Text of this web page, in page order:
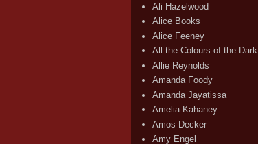
Ali Hazelwood
Alice Books
Alice Feeney
All the Colours of the Dark
Allie Reynolds
Amanda Foody
Amanda Jayatissa
Amelia Kahaney
Amos Decker
Amy Engel